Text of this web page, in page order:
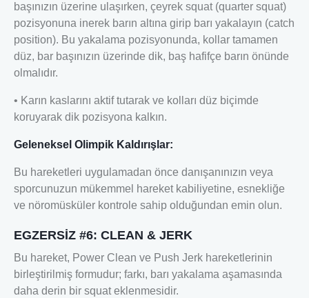
başınızın üzerine ulaşırken, çeyrek squat (quarter squat)
pozisyonuna inerek barın altına girip barı yakalayın (catch
position). Bu yakalama pozisyonunda, kollar tamamen
düz, bar başınızın üzerinde dik, baş hafifçe barın önünde
olmalıdır.
• Karın kaslarını aktif tutarak ve kolları düz biçimde
koruyarak dik pozisyona kalkın.
Geleneksel Olimpik Kaldırışlar:
Bu hareketleri uygulamadan önce danışanınızın veya
sporcunuzun mükemmel hareket kabiliyetine, esnekliğe
ve nöromüsküler kontrole sahip olduğundan emin olun.
EGZERSİZ #6: CLEAN & JERK
Bu hareket, Power Clean ve Push Jerk hareketlerinin
birleştirilmiş formudur; farkı, barı yakalama aşamasında
daha derin bir squat eklenmesidir.